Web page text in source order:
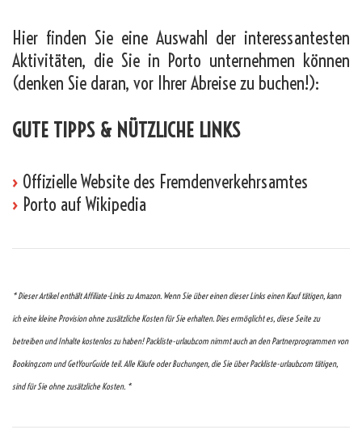
Hier finden Sie eine Auswahl der interessantesten
Aktivitäten, die Sie in Porto unternehmen können
(denken Sie daran, vor Ihrer Abreise zu buchen!):
GUTE TIPPS & NÜTZLICHE LINKS
› Offizielle Website des Fremdenverkehrsamtes
› Porto auf Wikipedia
* Dieser Artikel enthält Affiliate-Links zu Amazon. Wenn Sie über einen dieser Links einen Kauf tätigen, kann
ich eine kleine Provision ohne zusätzliche Kosten für Sie erhalten. Dies ermöglicht es, diese Seite zu
betreiben und Inhalte kostenlos zu haben! Packliste-urlaub.com nimmt auch an den Partnerprogrammen von
Booking.com und GetYourGuide teil. Alle Käufe oder Buchungen, die Sie über Packliste-urlaub.com tätigen,
sind für Sie ohne zusätzliche Kosten. *